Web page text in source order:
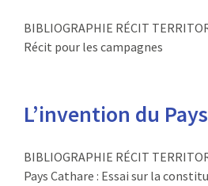
BIBLIOGRAPHIE RÉCIT
Récit pour les campagnes
L’invention du
BIBLIOGRAPHIE RÉCIT
Pays Cathare : Essai sur la